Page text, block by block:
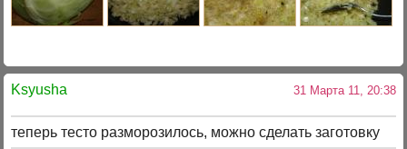
Ksyusha 31 Марта 11, 20:38
теперь тесто разморозилось, можно сделать заготовку